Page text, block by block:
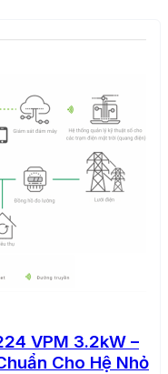
VPM 3.2kW –
Cho Hệ Nhỏ